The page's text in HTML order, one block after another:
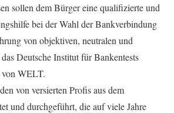
sollen dem Bürger eine qualifizierte und
bei der Wahl der Bankverbindung
von objektiven, neutralen und
Deutsche Institut für Bankentests
WELT.
von versierten Profis aus dem
und durchgeführt, die auf viele Jahre